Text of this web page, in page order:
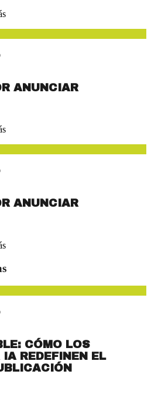
ANUNCIAR
ANUNCIAR
CÓMO LOS
REDEFINEN EL